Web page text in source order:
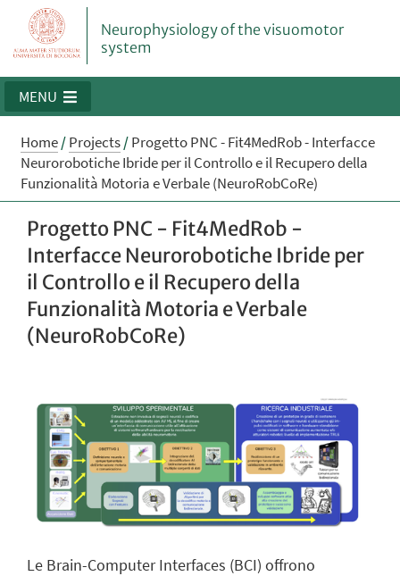
Neurophysiology of the visuomotor
system
MENU
Home/Projects/Progetto PNC - Fit4MedRob - Interfacce
Neurorobotiche Ibride per il Controllo e il Recupero della
Funzionalità Motoria e Verbale (NeuroRobCoRe)
Progetto PNC - Fit4MedRob -
Interfacce Neurorobotiche Ibride per
il Controllo e il Recupero della
Funzionalità Motoria e Verbale
(NeuroRobCoRe)
Le Brain-Computer Interfaces (BCI) offrono